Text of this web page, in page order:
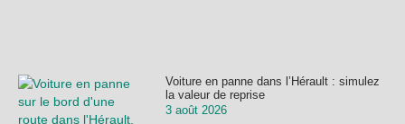
Voiture en panne dans l’Hérault : simulez
la valeur de reprise
3 août 2026